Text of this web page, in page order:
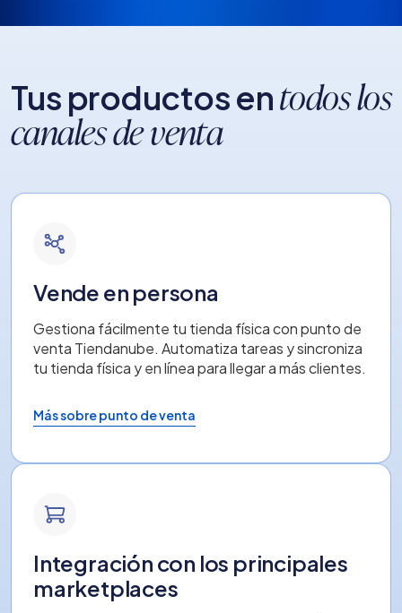
Tus productos en todos los
canales de venta
Vende en persona
Gestiona fácilmente tu tienda física con punto de
venta Tiendanube. Automatiza tareas y sincroniza
tu tienda física y en línea para llegar a más clientes.
Más sobre punto de venta
Integración con los principales
marketplaces